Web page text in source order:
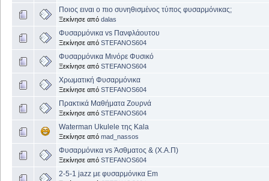
Ποιος ειναι ο πιο συνηθισμένος τύπος φυσαρμόνικας;
Ξεκίνησε από dalas
Φυσαρμόνικα vs Πανφλάουτου
Ξεκίνησε από STEFANOS604
Φυσαρμόνικα Μινόρε Φυσικό
Ξεκίνησε από STEFANOS604
Χρωματική Φυσαρμόνικα
Ξεκίνησε από STEFANOS604
Πρακτικά Μαθήματα Ζουρνά
Ξεκίνησε από STEFANOS604
Waterman Ukulele της Kala
Ξεκίνησε από mad_nassos
Φυσαρμόνικα vs Άσθματος & (Χ.Α.Π)
Ξεκίνησε από STEFANOS604
2-5-1 jazz με φυσαρμόνικα Em